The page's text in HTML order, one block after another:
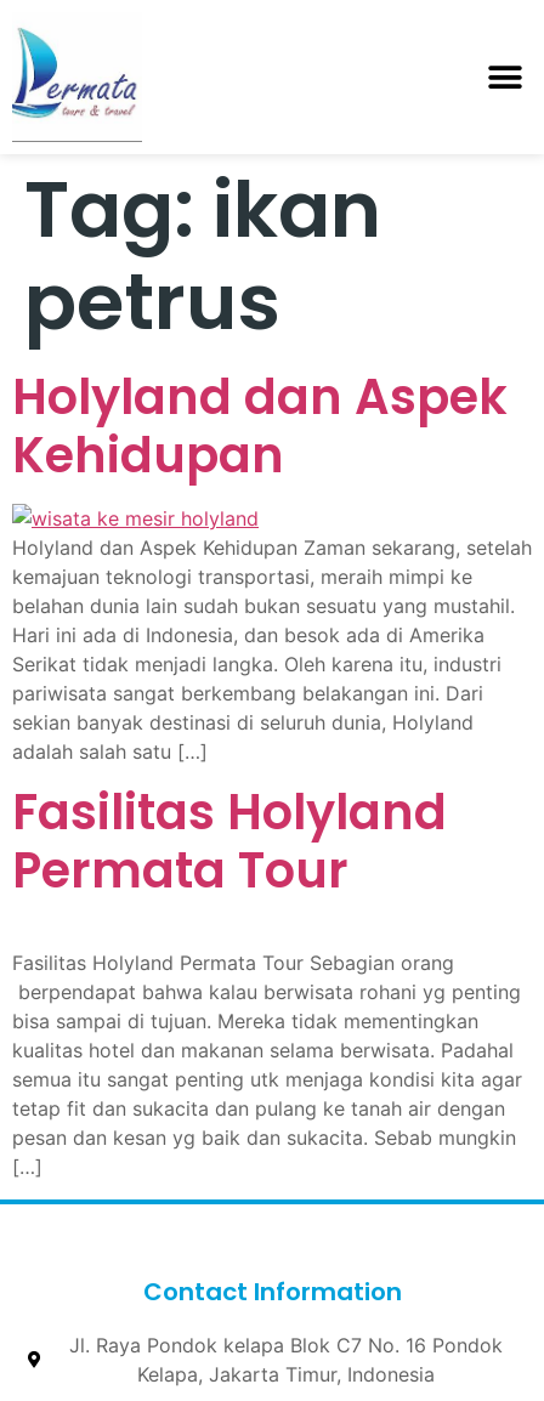
Tag: ikan
petrus
Holyland dan Aspek
Kehidupan
Holyland dan Aspek Kehidupan Zaman sekarang, setelah
kemajuan teknologi transportasi, meraih mimpi ke
belahan dunia lain sudah bukan sesuatu yang mustahil.
Hari ini ada di Indonesia, dan besok ada di Amerika
Serikat tidak menjadi langka. Oleh karena itu, industri
pariwisata sangat berkembang belakangan ini. Dari
sekian banyak destinasi di seluruh dunia, Holyland
adalah salah satu […]
Fasilitas Holyland
Permata Tour
Fasilitas Holyland Permata Tour Sebagian orang
berpendapat bahwa kalau berwisata rohani yg penting
bisa sampai di tujuan. Mereka tidak mementingkan
kualitas hotel dan makanan selama berwisata. Padahal
semua itu sangat penting utk menjaga kondisi kita agar
tetap fit dan sukacita dan pulang ke tanah air dengan
pesan dan kesan yg baik dan sukacita. Sebab mungkin
[…]
Contact Information
Jl. Raya Pondok kelapa Blok C7 No. 16 Pondok
Kelapa, Jakarta Timur, Indonesia